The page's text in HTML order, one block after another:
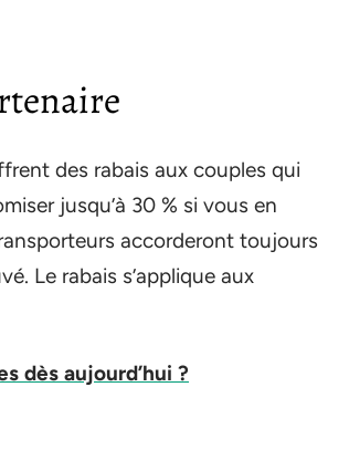
des rabais aux couples qui
jusqu’à 30 % si vous en
accorderont toujours
Le rabais s’applique aux
dès aujourd’hui ?